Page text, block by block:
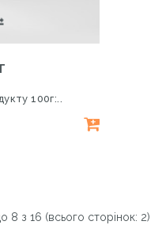
100г:..
8 з 16 (всього сторінок: 2)